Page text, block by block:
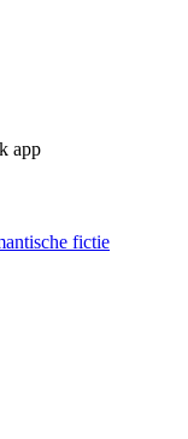
app
fictie